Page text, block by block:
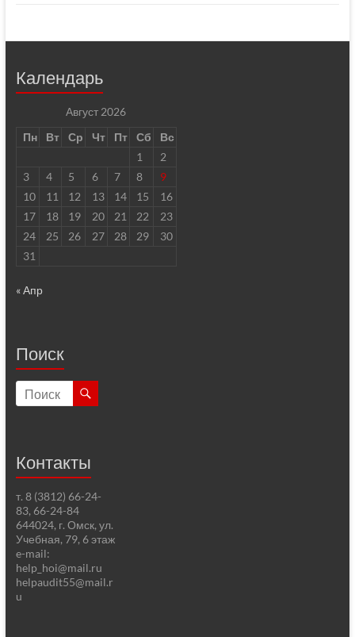
Календарь
Август 2026
Пн
Вт Ср Чт Пт Сб
Вс
1
2
3
4 5 6 7 8
9
10
11 12 13 14 15
16
17
18 19 20 21 22
23
24
25 26 27 28 29
30
31
« Апр
Поиск
Контакты
т. 8 (3812) 66-24-
83, 66-24-84
644024, г. Омск, ул.
Учебная, 79, 6 этаж
e-mail:
help_hoi@mail.ru
helpaudit55@mail.r
u